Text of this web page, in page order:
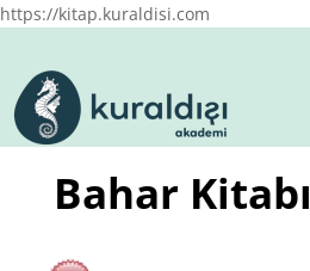
https://kitap.kuraldisi.com
Bahar Kitabı